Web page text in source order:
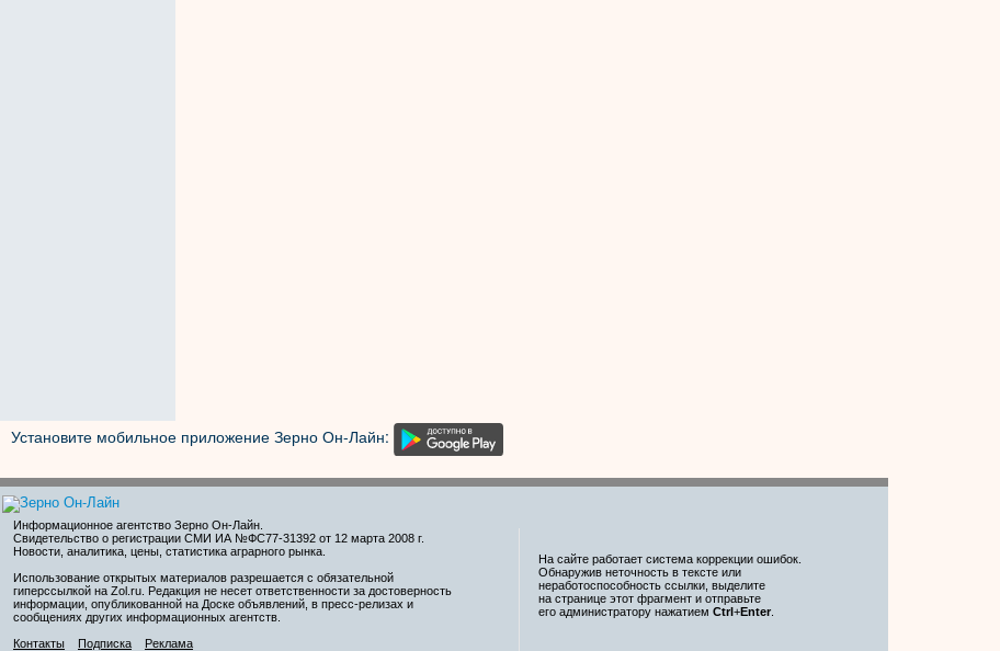
Установите мобильное приложение Зерно Он-Лайн:
Информационное агентство Зерно Он-Лайн
Свидетельство о регистрации СМИ ИА №ФС77-31392 от 12 марта 2008 г.
Новости, аналитика, цены, статистика аграрного рынка.
Использование открытых материалов разрешается с обязательной
гиперссылкой на Zol.ru. Редакция не несет ответственности за достоверность
информации, опубликованной на Доске объявлений, в пресс-релизах и
сообщениях других информационных агентств.
Контакты
Подписка Реклама
На сайте работает система коррекции ошибок.
Обнаружив неточность в тексте или
неработоспособность ссылки, выделите
на странице этот фрагмент и отправьте
его администратору нажатием Ctrl+Enter